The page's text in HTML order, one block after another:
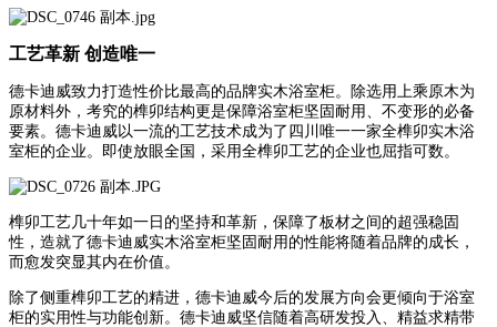
工艺革新 创造唯一
德卡迪威致力打造性价比最高的品牌实木浴室柜。除选用上乘原木为
原材料外，考究的榫卯结构更是保障浴室柜坚固耐用、不变形的必备
要素。德卡迪威以一流的工艺技术成为了四川唯一一家全榫卯实木浴
室柜的企业。即使放眼全国，采用全榫卯工艺的企业也屈指可数。
榫卯工艺几十年如一日的坚持和革新，保障了板材之间的超强稳固
性，造就了德卡迪威实木浴室柜坚固耐用的性能将随着品牌的成长，
而愈发突显其内在价值。
除了侧重榫卯工艺的精进，德卡迪威今后的发展方向会更倾向于浴室
柜的实用性与功能创新。德卡迪威坚信随着高研发投入、精益求精带